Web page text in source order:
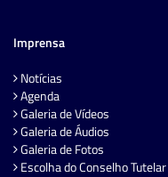
Imprensa
Notícias
Agenda
Galeria de Vídeos
Galeria de Áudios
Galeria de Fotos
Escolha do Conselho Tutelar